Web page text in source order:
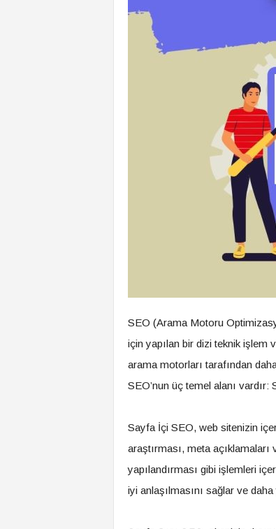
SEO (Arama Motoru
için yapılan bir dizi teknik işlem
arama motorları tarafından
SEO’nun üç temel alanı
Sayfa İçi SEO, web sitenizin
araştırması, meta
yapılandırması gibi işlemleri
iyi anlaşılmasını sağlar ve